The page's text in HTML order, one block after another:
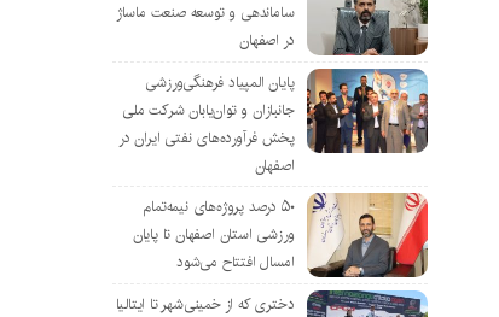
ساماندهی و توسعه صنعت ماساژ
در اصفهان
پایان المپیاد فرهنگی‌ورزشی
جانبازان و توان‌یابان شرکت ملی
پخش فرآورده‌های نفتی ایران در
اصفهان
۵۰ درصد پروژه‌های نیمه‌تمام
ورزشی استان اصفهان تا پایان
امسال افتتاح می‌شود
دختری که از خمینی‌شهر تا ایتالیا